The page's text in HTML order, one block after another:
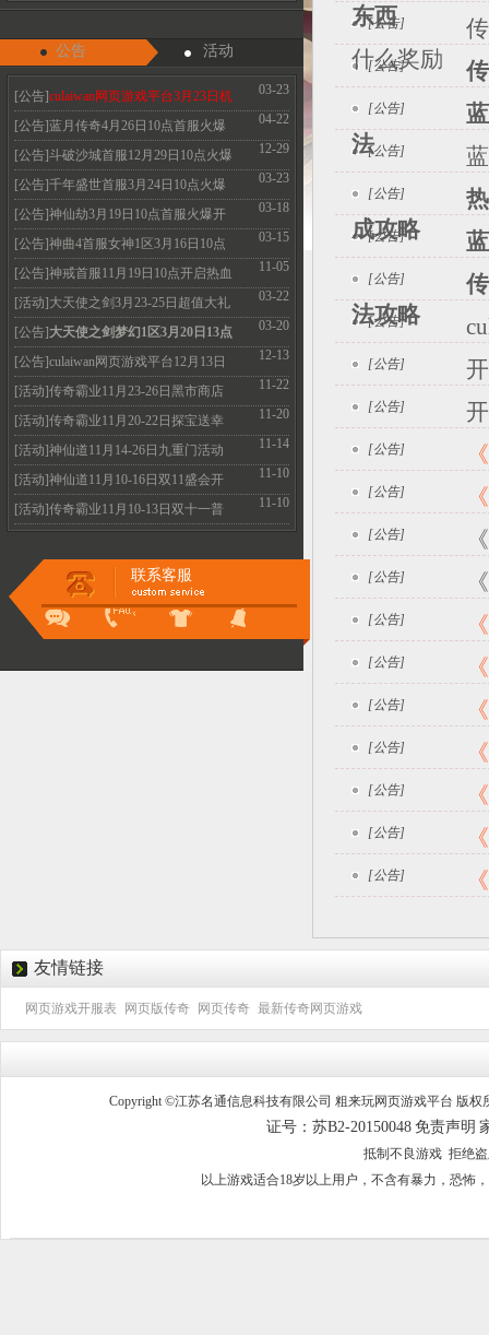
公告 活动
[公告]culaiwan网页游戏平台3月23日机
房维护公告
03-23
[公告]蓝月传奇4月26日10点首服火爆
开启 热血永恒
04-22
[公告]斗破沙城首服12月29日10点火爆
开启传奇新体
12-29
[公告]千年盛世首服3月24日10点火爆
开启
03-23
[公告]神仙劫3月19日10点首服火爆开
启 V3免费领取
03-18
[公告]神曲4首服女神1区3月16日10点
火爆开启 召唤
03-15
[公告]神戒首服11月19日10点开启热血
经典散人必玩
11-05
[活动]大天使之剑3月23-25日超值大礼
珍惜道具限
03-22
[公告] 大天使之剑梦幻1区3月20日13点
火爆开启
03-20
[公告]culaiwan网页游戏平台12月13日
机房维护升级
12-13
[活动]传奇霸业11月23-26日黑市商店
全民疯抢不容
11-22
[活动]传奇霸业11月20-22日探宝送幸
运 霸业抽不停
11-20
[活动]神仙道11月14-26日九重门活动
惊喜好礼的等
11-14
[活动]神仙道11月10-16日双11盛会开
启 多重惊喜等
11-10
[活动]传奇霸业11月10-13日双十一普
11-10
联系客服
东西
[公告]
什么奖励
[公告]
[公告]
法[公告]
[公告]
成攻略
[公告]
[公告]
法攻略
[公告]
[公告]
[公告]
[公告]
[公告]
[公告]
[公告]
[公告]
[公告]
[公告]
[公告]
[公告]
[公告]
[公告]
友情链接
网页游戏开服表 网页版传奇 网页传奇 最新传奇网页游戏
Copyright ©江苏名通信息科技有限公司 粗来玩网页游戏平台 版权
证号：苏B2-20150048 免责声明
抵制不良游戏 拒绝
以上游戏适合18岁以上用户，不含有暴力，恐怖